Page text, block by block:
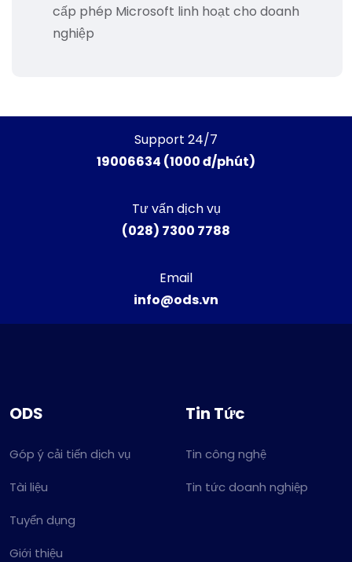
cấp phép Microsoft linh hoạt cho doanh
nghiệp
Support 24/7
19006634 (1000 đ/phút)
Tư vấn dịch vụ
(028) 7300 7788
Email
info@ods.vn
ODS
Góp ý cải tiến dịch vụ
Tài liệu
Tuyển dụng
Giới thiệu
Tin Tức
Tin công nghệ
Tin tức doanh nghiệp